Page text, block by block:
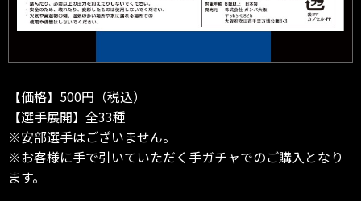
【価格】500円（税込）
【選手展開】全33種
※安部選手はございません。
※お客様に手で引いていただく手ガチャでのご購入となり
ます。